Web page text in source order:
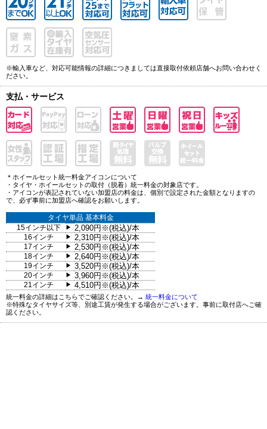
※輸入車など、対応可能情報の詳細につきましては直接取付依頼店舗へお問い合わせく
ださい。
支払・サービス
＊ホイールセット統一料金アイコンについて
・タイヤ・ホイールセットの取付（脱着）統一料金の対象店です。
・アイコンが表記されていない加盟店の料金は、個別で設定された金額となりますの
で、必ず事前に加盟店へ確認をお願いします。
タイヤ単品 基本料金
15インチ以下
▶ 2,090円※(税込)/本
16インチ ▶ 2,310円※(税込)/本
17インチ ▶ 2,530円※(税込)/本
18インチ ▶ 2,640円※(税込)/本
19インチ ▶ 3,520円※(税込)/本
20インチ ▶ 3,960円※(税込)/本
21インチ ▶ 4,510円※(税込)/本
統一料金の詳細はこちらでご確認ください。→ 統一料金について
※特殊なタイヤサイズ等、別途工賃が発生する場合がございます。事前に取付店へご確
認ください。